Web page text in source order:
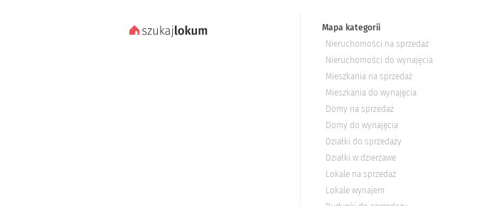
Mapa kategorii
Nieruchomości na sprzedaż
Nieruchomości do wynajęcia
Mieszkania na sprzedaż
Mieszkania do wynajęcia
Domy na sprzedaż
Domy do wynajęcia
Działki do sprzedaży
Działki w dzierżawe
Lokale na sprzedaż
Lokale wynajem